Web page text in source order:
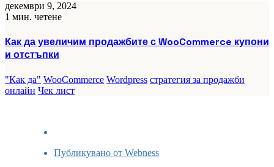
декември 9, 2024
1 мин. четене
Как да увеличим продажбите с WooCommerce купони
и отстъпки
"Как да" WooCommerce Wordpress стратегия за продажби
онлайн Чек лист
Публикувано от Webness